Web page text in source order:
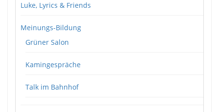
Luke, Lyrics & Friends
Meinungs-Bildung
Grüner Salon
Kamingespräche
Talk im Bahnhof